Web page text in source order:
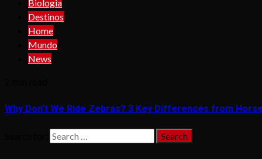
Biologia
Destinos
Home
Mundo
News
Why Don’t We Ride Zebras? 3 Key Differences from